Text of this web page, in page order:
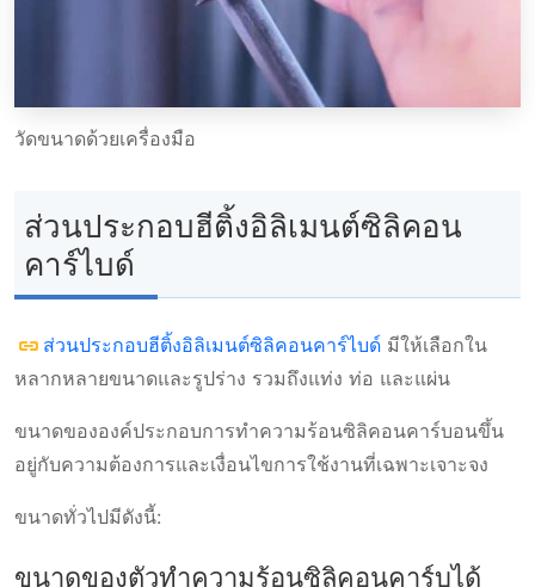
วัดขนาดด้วยเครื่องมือ
ส่วนประกอบฮีติ้งอิลิเมนต์ซิลิคอน
คาร์ไบด์
ส่วนประกอบฮีติ้งอิลิเมนต์ซิลิคอนคาร์ไบด์ มีให้เลือกใน
หลากหลายขนาดและรูปร่าง รวมถึงแท่ง ท่อ และแผ่น
ขนาดขององค์ประกอบการทำความร้อนซิลิคอนคาร์บอนขึ้น
อยู่กับความต้องการและเงื่อนไขการใช้งานที่เฉพาะเจาะจง
ขนาดทั่วไปมีดังนี้:
ขนาดของตัวทำความร้อนซิลิคอนคาร์บได้